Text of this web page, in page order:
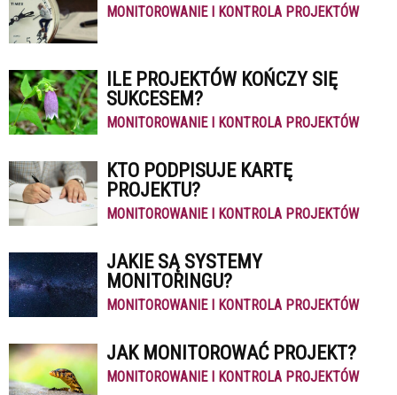
MONITOROWANIE I KONTROLA PROJEKTÓW
ILE PROJEKTÓW KOŃCZY SIĘ
SUKCESEM?
MONITOROWANIE I KONTROLA PROJEKTÓW
KTO PODPISUJE KARTĘ
PROJEKTU?
MONITOROWANIE I KONTROLA PROJEKTÓW
JAKIE SĄ SYSTEMY
MONITORINGU?
MONITOROWANIE I KONTROLA PROJEKTÓW
JAK MONITOROWAĆ PROJEKT?
MONITOROWANIE I KONTROLA PROJEKTÓW